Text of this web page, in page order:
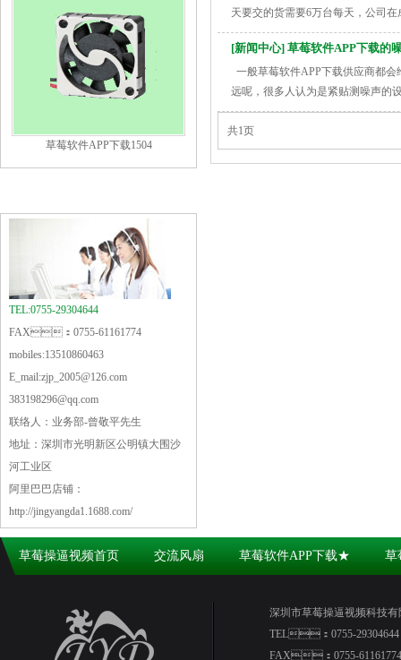
草莓软件APP下载1504
TEL:0755-29304644
FAX：0755-61161774
mobiles:13510860463
E_mail:zjp_2005@126.com
383198296@qq.com
联络人：业务部-曾敬平先生
地址：深圳市光明新区公明镇大围沙
河工业区
阿里巴巴店铺：
http://jingyangda1.1688.com/
天要交的货需要6万台每天，公司
[新闻中心] 草莓软件APP下载的
一般草莓软件APP下载供应商都会给
远呢，很多人认为是紧贴测噪声
共1页
草莓操逼视频首页 交流风扇 草莓软件APP下载★ 草
深圳市草莓操逼视频科技有
TEL：0755-29304644
FAX：0755-61161774